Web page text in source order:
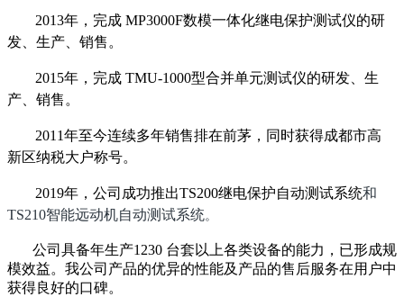
2013年，完成 MP3000F数模一体化继电保护测试仪的研
发、生产、销售。
2015年，完成 TMU-1000型合并单元测试仪的研发、生
产、销售。
2011年至今连续多年销售排在前茅，同时获得成都市高
新区纳税大户称号。
2019年，公司成功推出TS200继电保护自动测试系统和
TS210智能远动机自动测试系统。
公司具备年生产1230 台套以上各类设备的能力，已形成规
模效益。我公司产品的优异的性能及产品的售后服务在用户中
获得良好的口碑。